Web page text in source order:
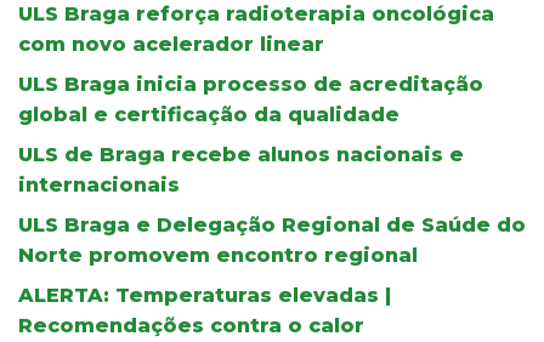
ULS Braga reforça radioterapia oncológica
com novo acelerador linear
ULS Braga inicia processo de acreditação
global e certificação da qualidade
ULS de Braga recebe alunos nacionais e
internacionais
ULS Braga e Delegação Regional de Saúde do
Norte promovem encontro regional
ALERTA: Temperaturas elevadas |
Recomendações contra o calor